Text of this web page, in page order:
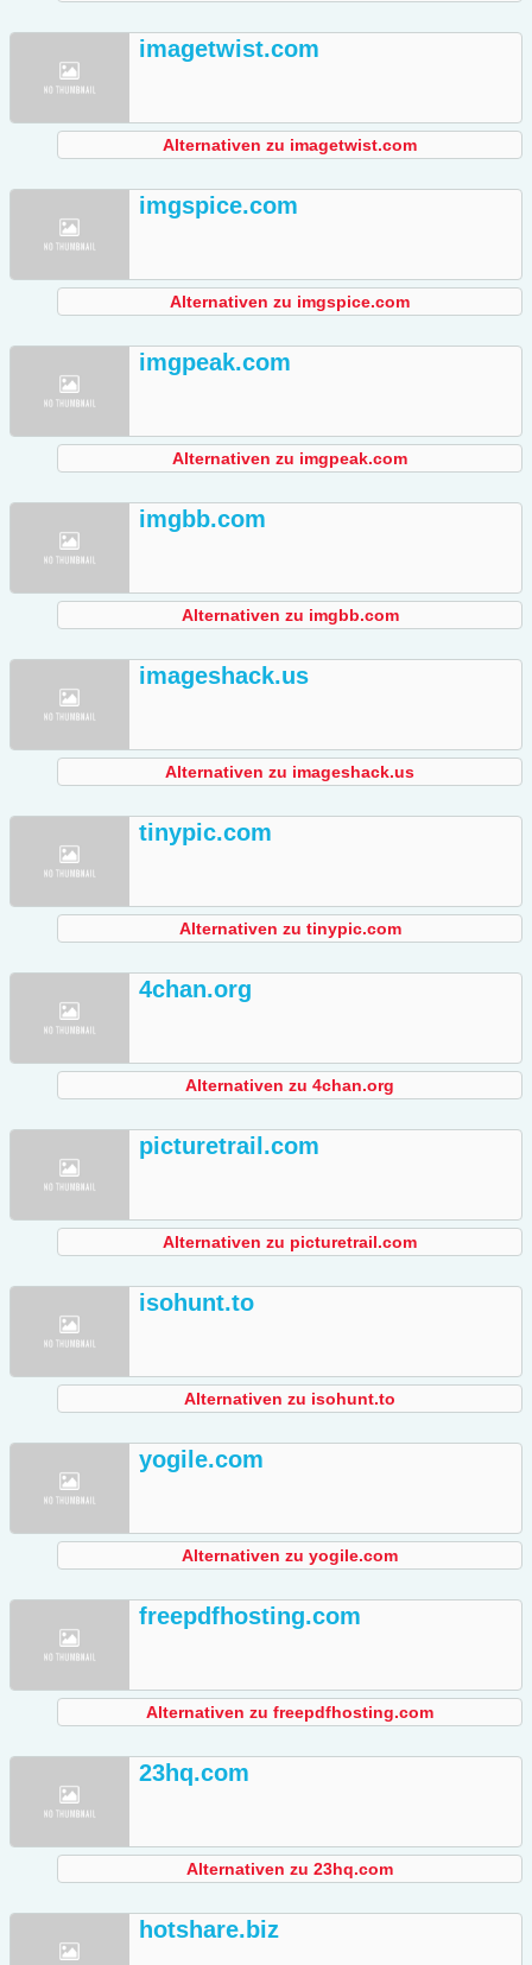
imagetwist.com
Alternativen zu imagetwist.com
imgspice.com
Alternativen zu imgspice.com
imgpeak.com
Alternativen zu imgpeak.com
imgbb.com
Alternativen zu imgbb.com
imageshack.us
Alternativen zu imageshack.us
tinypic.com
Alternativen zu tinypic.com
4chan.org
Alternativen zu 4chan.org
picturetrail.com
Alternativen zu picturetrail.com
isohunt.to
Alternativen zu isohunt.to
yogile.com
Alternativen zu yogile.com
freepdfhosting.com
Alternativen zu freepdfhosting.com
23hq.com
Alternativen zu 23hq.com
hotshare.biz